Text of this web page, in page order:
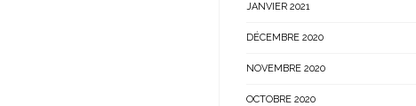
JANVIER 2021
DÉCEMBRE 2020
NOVEMBRE 2020
OCTOBRE 2020